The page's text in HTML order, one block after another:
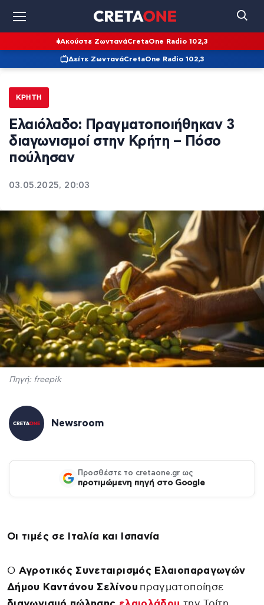
Ακούστε ΖωντανάCretaOne Radio 102,3
Δείτε ΖωντανάCretaOne Radio 102,3
ΚΡΉΤΗ
Ελαιόλαδο: Πραγματοποιήθηκαν 3
διαγωνισμοί στην Κρήτη – Πόσο
πούλησαν
03.05.2025, 20:03
Πηγή: freepik
Newsroom
Προσθέστε το cretaone.gr ως
προτιμώμενη πηγή στο Google
Οι τιμές σε Ιταλία και Ισπανία
Ο Αγροτικός Συνεταιρισμός Ελαιοπαραγωγών
Δήμου Καντάνου Σελίνου πραγματοποίησε